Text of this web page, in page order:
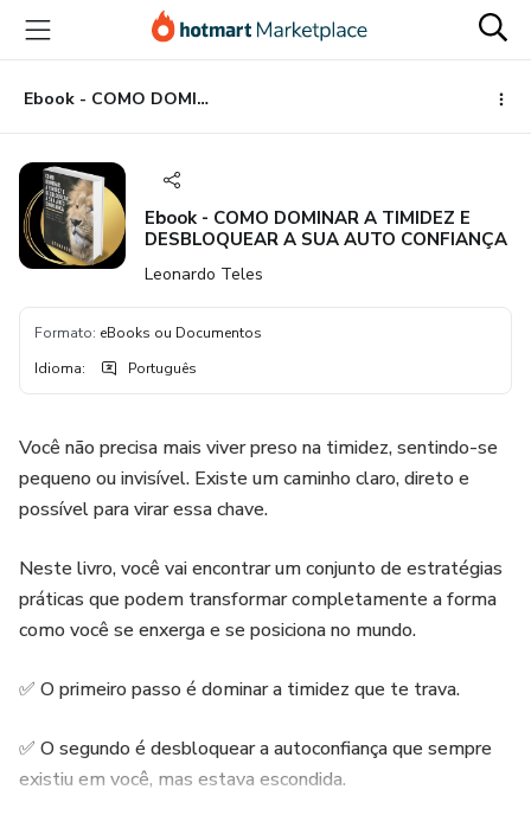
para
conteúdo
principal
para
pagamento
para
rodapé
Ebook - COMO DOMINAR A TIMIDEZ E DESBLOQUEAR A SUA AUTO CONFIANÇA
Ebook - COMO DOMINAR A TIMIDEZ E
DESBLOQUEAR A SUA AUTO CONFIANÇA
Leonardo Teles
Formato: eBooks ou Documentos
Idioma: Português
Você não precisa mais viver preso na timidez, sentindo-se
pequeno ou invisível. Existe um caminho claro, direto e
possível para virar essa chave.
Neste livro, você vai encontrar um conjunto de estratégias
práticas que podem transformar completamente a forma
como você se enxerga e se posiciona no mundo.
✅ O primeiro passo é dominar a timidez que te trava.
✅ O segundo é desbloquear a autoconfiança que sempre
existiu em você, mas estava escondida.